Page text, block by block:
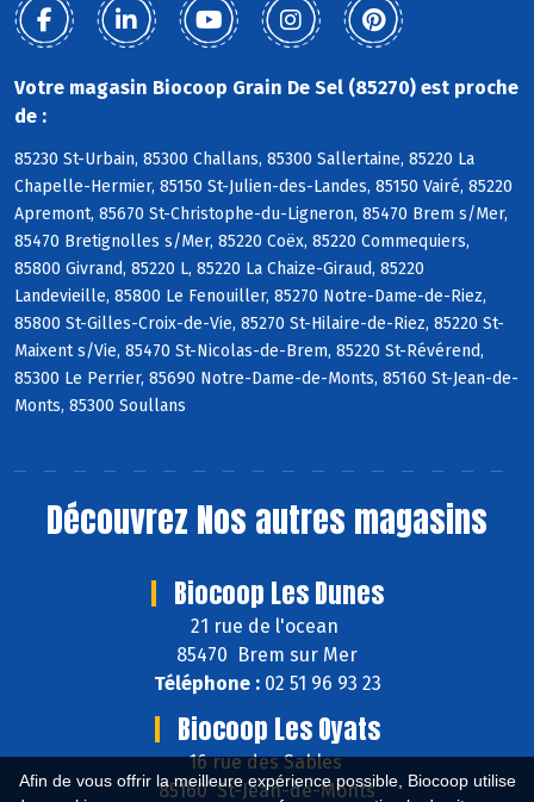
Afin de vous offrir la meilleure expérience possible, Biocoop utilise
Votre magasin Biocoop Grain De Sel (85270) est proche
de :
85230 St-Urbain, 85300 Challans, 85300 Sallertaine, 85220 La
Chapelle-Hermier, 85150 St-Julien-des-Landes, 85150 Vairé, 85220
Apremont, 85670 St-Christophe-du-Ligneron, 85470 Brem s/Mer,
85470 Bretignolles s/Mer, 85220 Coëx, 85220 Commequiers,
85800 Givrand, 85220 L, 85220 La Chaize-Giraud, 85220
Landevieille, 85800 Le Fenouiller, 85270 Notre-Dame-de-Riez,
85800 St-Gilles-Croix-de-Vie, 85270 St-Hilaire-de-Riez, 85220 St-
Maixent s/Vie, 85470 St-Nicolas-de-Brem, 85220 St-Révérend,
85300 Le Perrier, 85690 Notre-Dame-de-Monts, 85160 St-Jean-de-
Monts, 85300 Soullans
Découvrez Nos autres magasins
Biocoop Les Dunes
21 rue de l'ocean
85470 Brem sur Mer
Téléphone :02 51 96 93 23
Biocoop Les Oyats
16 rue des Sables
85160 St-Jean-de-Monts